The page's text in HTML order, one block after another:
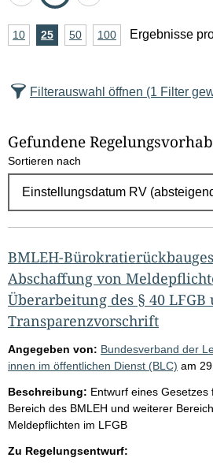
zurück
vor
A
z
l
E
g
e
b
n
i
s
s
e
p
r
o
S
10Ergebnisse
25Ergebnisse
50Ergebnisse
100Ergebnisse
Ergebnisse
Filterauswahl öffnen (1 Filter
Gefundene
Sortieren nach
BMLEH-
Abschaffung von
Überarbeitung des § 40 LFGB
Transparenzvorschrift
Angegeben von: Bundesverband der
innen im öffentlichen Dienst (BLC) am
Beschreibung: Entwurf eines
Bereich des BMLEH und weiterer
Meldepflichten im LFGB
Zu Regelungsentwurf: